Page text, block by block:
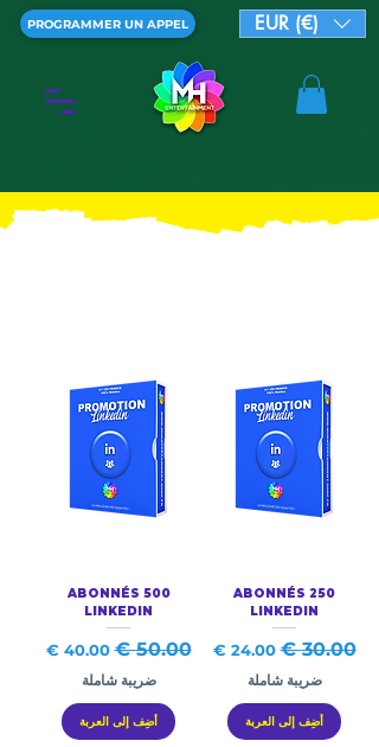
PROGRAMMER UN APPEL EUR (€)
250 ABONNÉS
LINKEDIN
سعر عادي‏30.00 € سعر البيع‏24.00 €
ضريبة شاملة
أضِف إلى العربة
500 ABONNÉS
LINKEDIN
سعر عادي‏50.00 € سعر البيع‏40.00 €
ضريبة شاملة
أضِف إلى العربة